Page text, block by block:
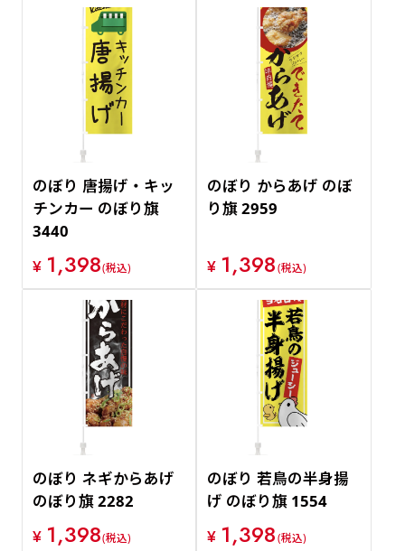
のぼり 唐揚げ・キッ
チンカー のぼり旗
3440
¥ 1,398(税込)
のぼり からあげ のぼ
り旗 2959
¥ 1,398(税込)
のぼり ネギからあげ
のぼり旗 2282
¥ 1,398(税込)
のぼり 若鳥の半身揚
げ のぼり旗 1554
¥ 1,398(税込)